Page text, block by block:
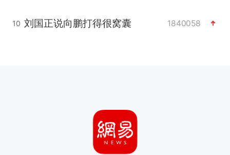
10 刘国正说向鹏打得很窝囊 1840058